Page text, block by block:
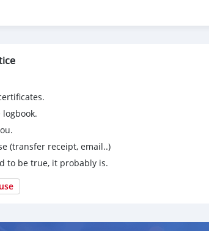
(transfer receipt, email..)
to be true, it probably is.